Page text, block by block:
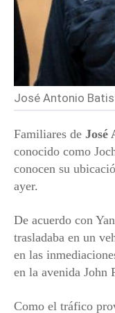
José Antonio
Familiares de José
conocido como
conocen su
ayer.
De acuerdo con
trasladaba en un
en las
en la avenida John
Como el tráfico